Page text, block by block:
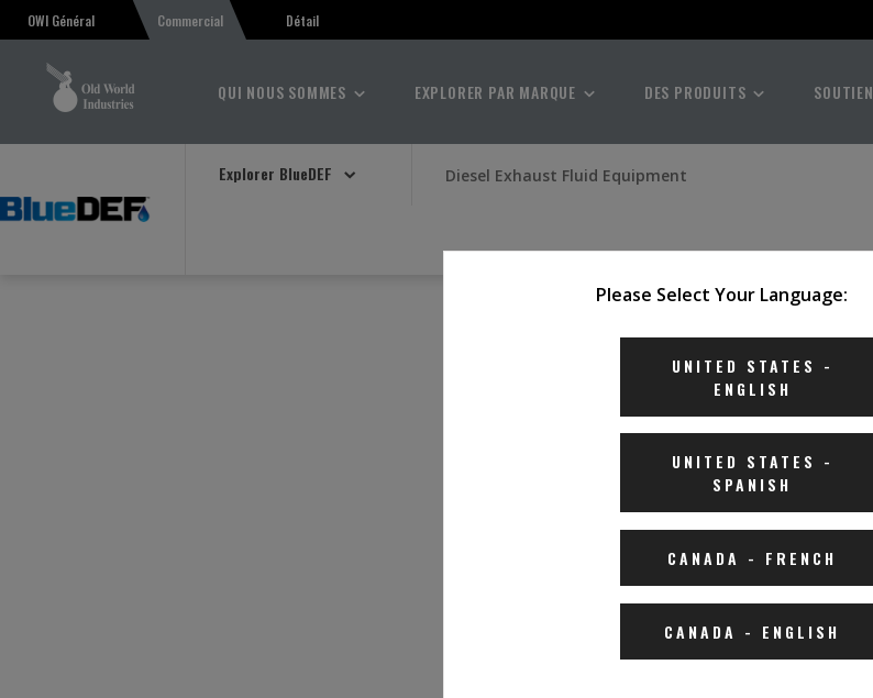
Please Select Your Language:
UNITED STATES -
ENGLISH
UNITED STATES -
SPANISH
CANADA - FRENCH
CANADA - ENGLISH
OWI Général Commercial Détail
QUI NOUS SOMMES EXPLORER PAR MARQUE DES PRODUITS SOUTIEN
Explorer BlueDEF Diesel Exhaust Fluid Equipment